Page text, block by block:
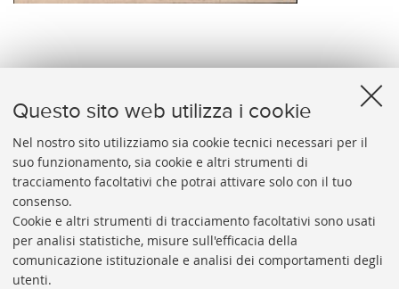
Questo sito web utilizza i cookie
Nel nostro sito utilizziamo sia cookie tecnici necessari per il
suo funzionamento, sia cookie e altri strumenti di
tracciamento facoltativi che potrai attivare solo con il tuo
consenso.
Cookie e altri strumenti di tracciamento facoltativi sono usati
per analisi statistiche, misure sull'efficacia della
comunicazione istituzionale e analisi dei comportamenti degli
utenti.
UNIVERSITARIA
Presidente: prof. Francesco Citti
Coordinatrice gestionale: Maria Pia Torricelli
Responsabile Amministrativo: Luigia Di Pumpo